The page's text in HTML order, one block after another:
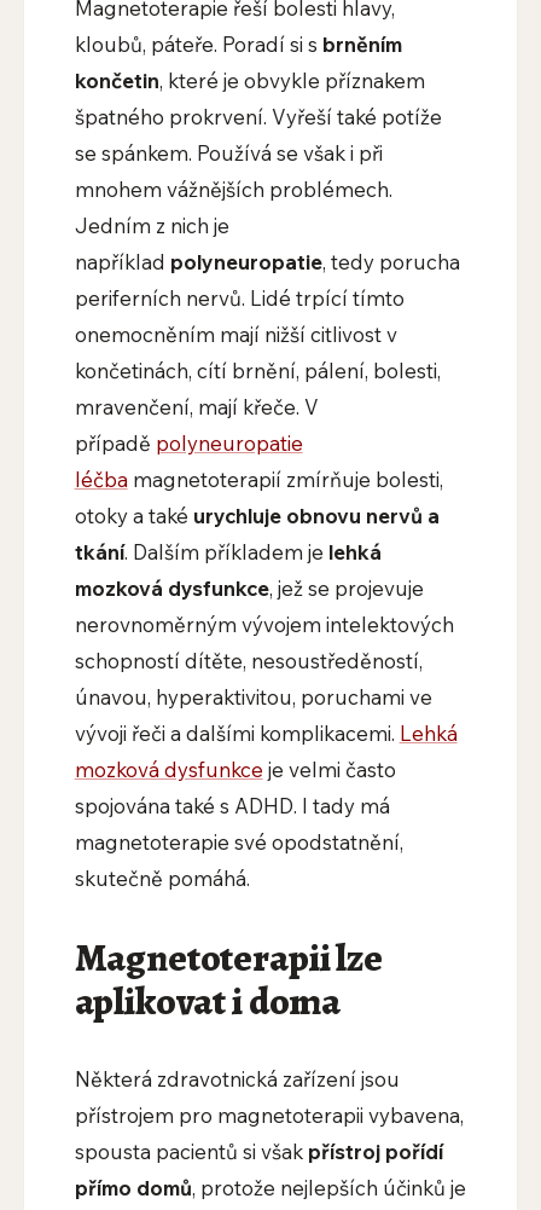
Magnetoterapie řeší bolesti hlavy,
kloubů, páteře. Poradí si s brněním
končetin, které je obvykle příznakem
špatného prokrvení. Vyřeší také potíže
se spánkem. Používá se však i při
mnohem vážnějších problémech.
Jedním z nich je
například polyneuropatie, tedy porucha
periferních nervů. Lidé trpící tímto
onemocněním mají nižší citlivost v
končetinách, cítí brnění, pálení, bolesti,
mravenčení, mají křeče. V
případě polyneuropatie
léčba magnetoterapií zmírňuje bolesti,
otoky a také urychluje obnovu nervů a
tkání. Dalším příkladem je lehká
mozková dysfunkce, jež se projevuje
nerovnoměrným vývojem intelektových
schopností dítěte, nesoustředěností,
únavou, hyperaktivitou, poruchami ve
vývoji řeči a dalšími komplikacemi. Lehká
mozková dysfunkce je velmi často
spojována také s ADHD. I tady má
magnetoterapie své opodstatnění,
skutečně pomáhá.
Magnetoterapii lze
aplikovat i doma
Některá zdravotnická zařízení jsou
přístrojem pro magnetoterapii vybavena,
spousta pacientů si však přístroj pořídí
přímo domů, protože nejlepších účinků je